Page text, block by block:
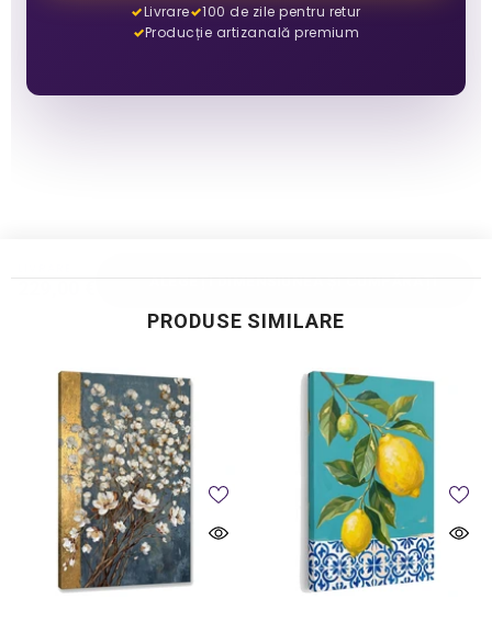
Livrare
100 de zile pentru retur
Producție artizanală premium
ALEGEȚI DIMENSIUNEA ȘI CUMPĂRAȚI
PRODUSE SIMILARE